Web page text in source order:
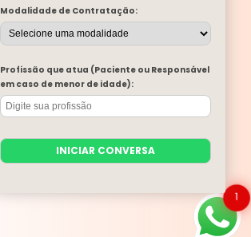
MENU
A MENTAL ONE
SERVIÇOS
BLOG
MENTAL ONE NA MÍDIA
TRABALHE CONOSCO
PARA EMPRESAS
CONTATO
CATEGORIAS
1
Modalidade de Contratação:
Profissão que atua (Paciente ou Responsável
em caso de menor de idade):
INICIAR CONVERSA